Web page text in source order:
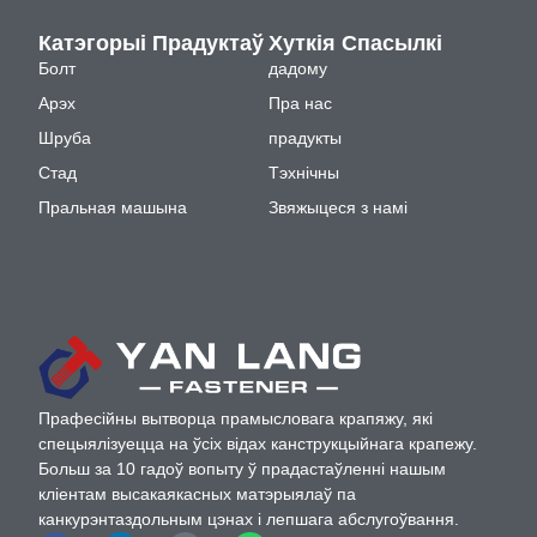
Прафесійны вытворца прамысловага крапяжу, які
спецыялізуецца на ўсіх відах канструкцыйнага крапежу.
Больш за 10 гадоў вопыту ў прадастаўленні нашым
кліентам высакаякасных матэрыялаў па
канкурэнтаздольным цэнах і лепшага абслугоўвання.
Катэгорыі Прадуктаў
Болт
Арэх
Шруба
Стад
Пральная машына
Хуткія Спасылкі
дадому
Пра нас
прадукты
Тэхнічны
Звяжыцеся з намі